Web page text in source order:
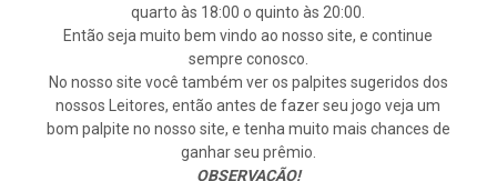
quarto às 18:00 o quinto às 20:00.
Então seja muito bem vindo ao nosso site, e continue
sempre conosco.
No nosso site você também ver os palpites sugeridos dos
nossos Leitores, então antes de fazer seu jogo veja um
bom palpite no nosso site, e tenha muito mais chances de
ganhar seu prêmio.
OBSERVAÇÃO!